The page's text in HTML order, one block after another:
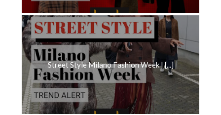
Street Style Milano Fashion Week | [...]